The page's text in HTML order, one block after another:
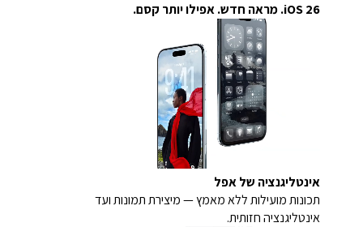
iOS 26. מראה חדש. אפילו יותר קסם.
אינטליגנציה של אפל
תכונות מועילות ללא מאמץ — מיצירת תמונות ועד
אינטליגנציה חזותית.